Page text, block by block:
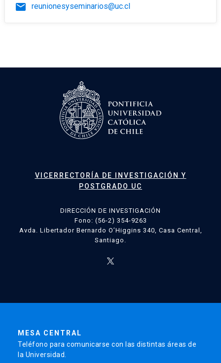
email reunionesyseminarios@uc.cl
VICERRECTORÍA DE INVESTIGACIÓN Y
POSTGRADO UC
DIRECCIÓN DE INVESTIGACIÓN
Fono: (56-2) 354-9263
Avda. Libertador Bernardo O’Higgins 340, Casa Central,
Santiago.
MESA CENTRAL
Teléfono para comunicarse con las distintas áreas de
la Universidad.